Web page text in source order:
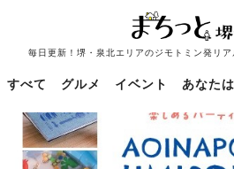
毎日更新！堺・泉北エリアのジモトミン発リア
すべて グルメ イベント あなた